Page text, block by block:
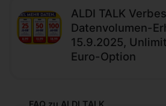
ALDI TALK
Datenvolumen-
15.9.2025,
Euro-Option
FAQ zu ALDI TALK